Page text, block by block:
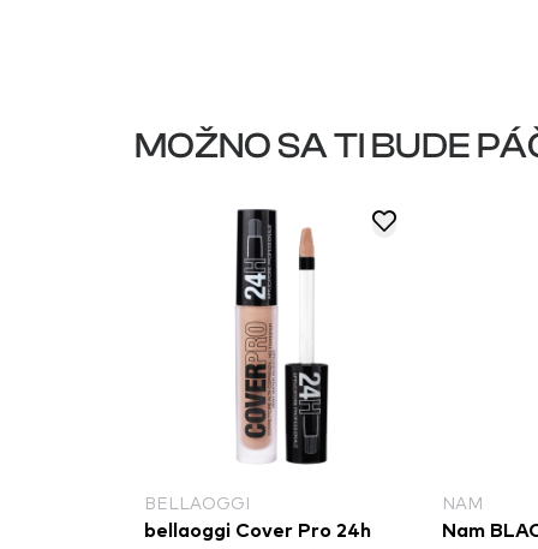
MOŽNO SA TI BUDE
BELLAOGGI
bellaoggi Cover Pro 24h
NAM
Nam